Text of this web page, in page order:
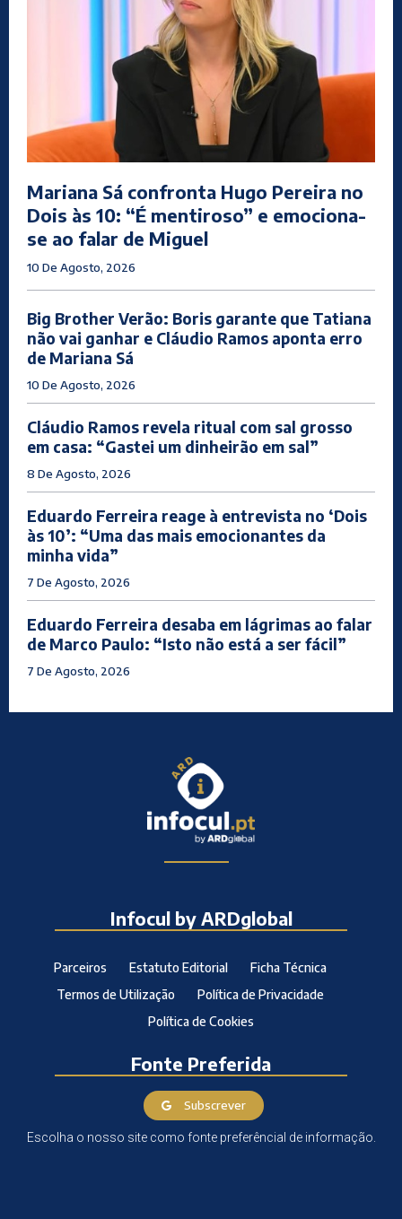
Mariana Sá confronta Hugo Pereira no
Dois às 10: “É mentiroso” e emociona-
se ao falar de Miguel
10 De Agosto, 2026
Big Brother Verão: Boris garante que Tatiana
não vai ganhar e Cláudio Ramos aponta erro
de Mariana Sá
10 De Agosto, 2026
Cláudio Ramos revela ritual com sal grosso
em casa: “Gastei um dinheirão em sal”
8 De Agosto, 2026
Eduardo Ferreira reage à entrevista no ‘Dois
às 10’: “Uma das mais emocionantes da
minha vida”
7 De Agosto, 2026
Eduardo Ferreira desaba em lágrimas ao falar
de Marco Paulo: “Isto não está a ser fácil”
7 De Agosto, 2026
Infocul by ARDglobal
Parceiros Estatuto Editorial
Ficha Técnica
Termos de Utilização
Política de Privacidade
Política de Cookies
Fonte Preferida
Subscrever
Escolha o nosso site como fonte preferêncial de informação.